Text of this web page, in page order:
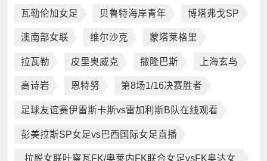
瓦勒伦加女足 贝鲁特海岸青年 博塔弗戈SP
澳南部女联 维尔沙克 蒙塔莱格里
拉瓦勒 皮里奥威克 撒隆巴斯 上海玄鸟
高诗岩 恩特努 第8场1/16决赛胜者
足球友谊赛伊雷斯卡斯vs雷加利斯B队在线观看
彭美拉斯SP女足vs巴西国际女足直播
拉脱女联叶察瓦FK/奥莱内FK联合女足vsFK奥达女